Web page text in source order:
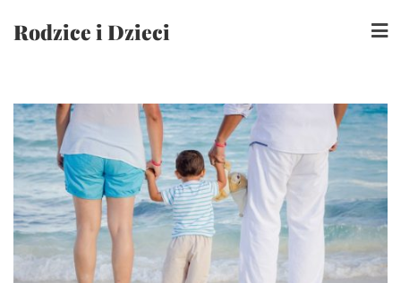
Rodzice i Dzieci